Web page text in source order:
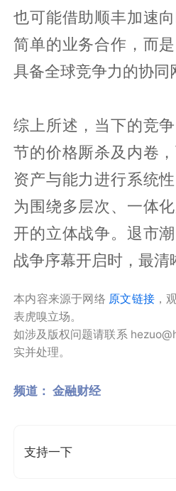
也可能借助顺丰加速
简单的业务合作，而
具备全球竞争力的协同
综上所述，当下的竞
节的价格厮杀及内卷
资产与能力进行系统
为围绕多层次、一体
开的立体战争。退市
战争序幕开启时，最清
本内容来源于网络 原文链接 ，
表虎嗅立场。
如涉及版权问题请联系
实并处理。
频道： 金融财经
支持一下